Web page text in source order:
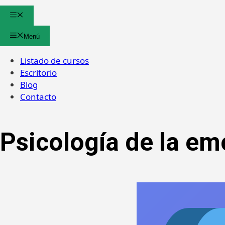
Menú
Listado de cursos
Escritorio
Blog
Contacto
Psicología de la